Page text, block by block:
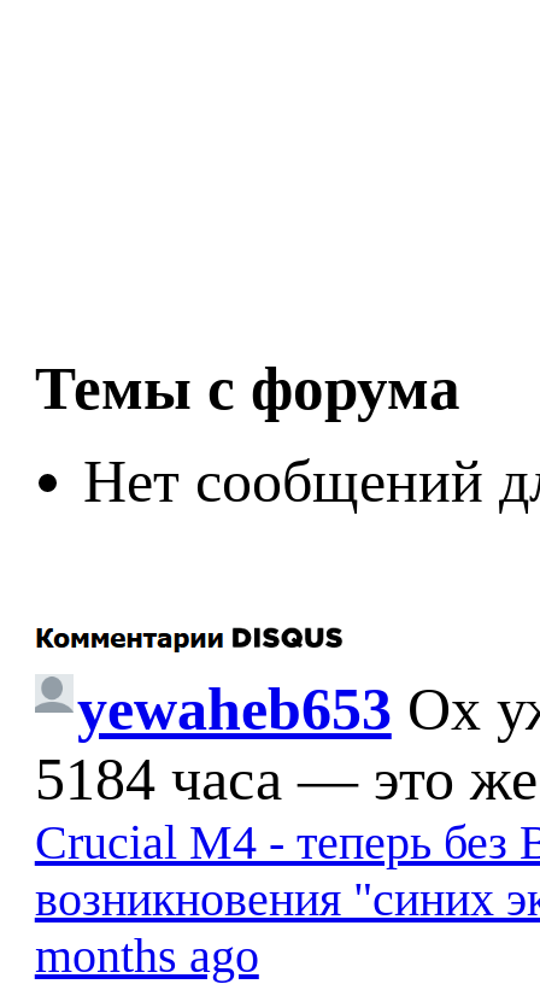
Темы с форума
Нет сообщений
yewaheb653 Ох
5184 часа — это
Crucial M4 - теперь без
возникновения "синих
months ago